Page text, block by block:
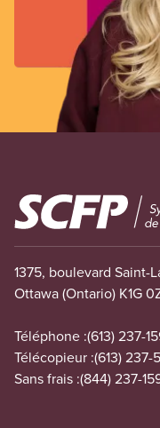
Image
1375, boulevard Saint-
Ottawa (Ontario) K1G
Téléphone :(613) 237-
Télécopieur :(613) 237-
Sans frais :(844) 237-